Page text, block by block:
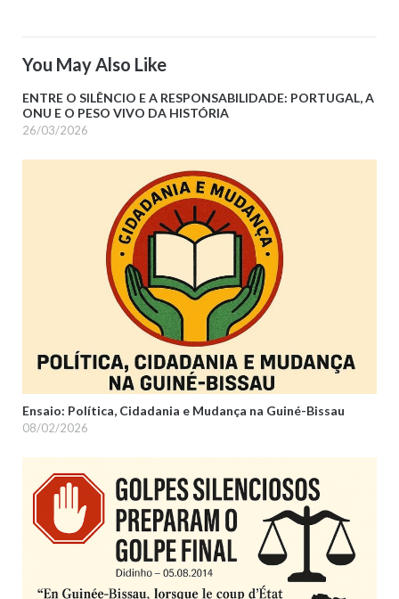
You May Also Like
ENTRE O SILÊNCIO E A RESPONSABILIDADE: PORTUGAL, A
ONU E O PESO VIVO DA HISTÓRIA
26/03/2026
Ensaio: Política, Cidadania e Mudança na Guiné-Bissau
08/02/2026